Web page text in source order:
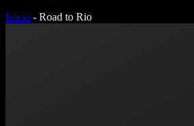
Início - Road to Rio